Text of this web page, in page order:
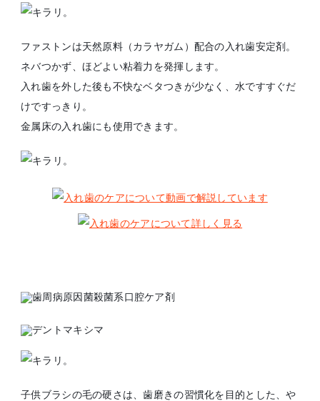
ファストンは天然原料（カラヤガム）配合の入れ歯安定剤。
ネバつかず、ほどよい粘着力を発揮します。
入れ歯を外した後も不快なベタつきが少なく、水ですすぐだ
けですっきり。
金属床の入れ歯にも使用できます。
子供ブラシの毛の硬さは、歯磨きの習慣化を目的とした、や